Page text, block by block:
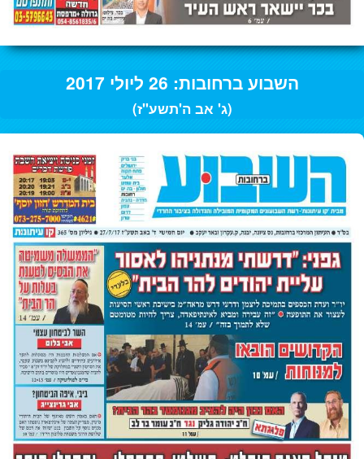
השבוע ברחובות: 26 ליולי 2017
(ג' אב ה'תשע"ז)